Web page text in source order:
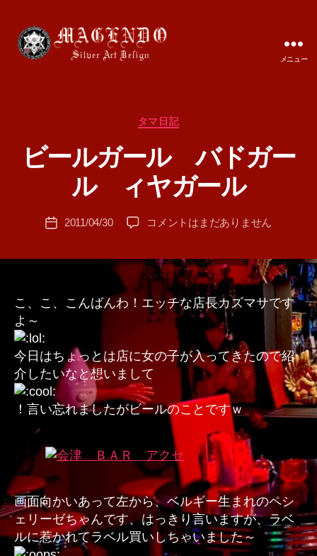
メニュー
カ
ゴ
リ
ー
タマ日記
ビールガール バドガー
ル ィヤガール
成
者
T
A
投
2011/04/30
ビ
ガ
ー
ル
バ
ガ
ー
ル
ィ
ヤ
ル
へ
の
コメントはまだありません
こ、こ、こんばんわ！エッチな店長カズマサです
よ～
今日はちょっとは店に女の子が入ってきたので紹
介したいなと想いまして
！言い忘れましたがビールのことですｗ
画面向かいあって左から、ベルギー生まれのペシ
ェリーゼちゃんです、はっきり言いますが、ラベ
ルに惹かれてラベル買いしちゃいました～